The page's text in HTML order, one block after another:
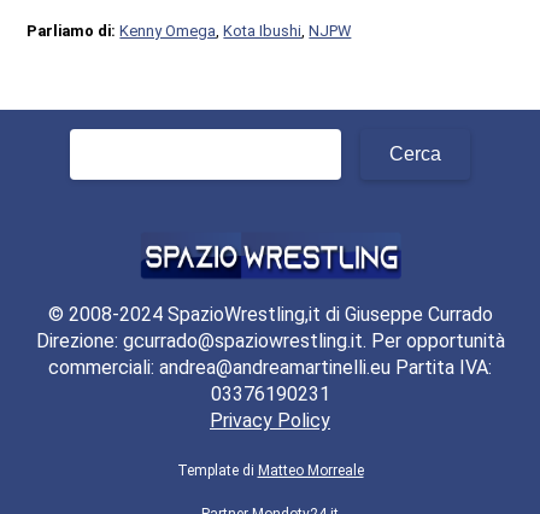
Parliamo di:Kenny Omega ,Kota Ibushi ,NJPW
© 2008-2024 SpazioWrestling,it di Giuseppe Currado
Direzione: gcurrado@spaziowrestling.it. Per opportunità
commerciali: andrea@andreamartinelli.eu Partita IVA:
03376190231
Privacy Policy
Template di Matteo Morreale